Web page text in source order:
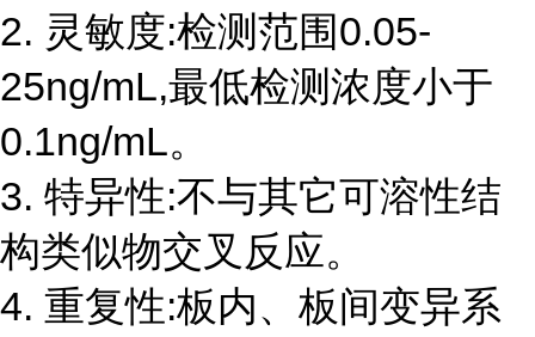
2. 灵敏度:检测范围0.05-
25ng/mL,最低检测浓度小于
0.1ng/mL。
3. 特异性:不与其它可溶性结
构类似物交叉反应。
4. 重复性:板内、板间变异系